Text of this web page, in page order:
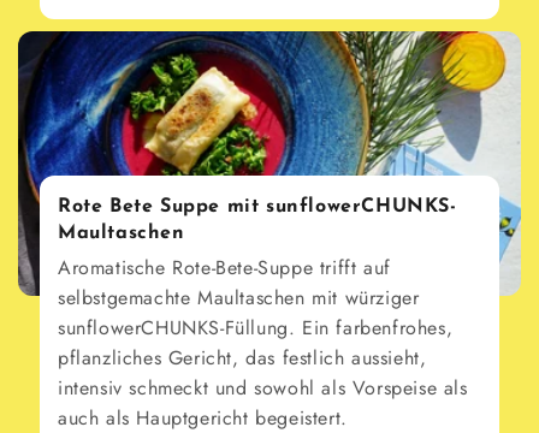
Rote Bete Suppe mit sunflowerCHUNKS-
Maultaschen
Aromatische Rote-Bete-Suppe trifft auf
selbstgemachte Maultaschen mit würziger
sunflowerCHUNKS-Füllung. Ein farbenfrohes,
pflanzliches Gericht, das festlich aussieht,
intensiv schmeckt und sowohl als Vorspeise als
auch als Hauptgericht begeistert.